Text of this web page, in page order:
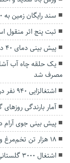
سند رایگان زمین به ۳۰۰ خانواده گلستانی دارای سه فرزند اهدا شد
ثبت پنج اثر منقول
پیش بینی دمای ۴۰ درجه در روز‌های سه شنبه و چهارشنبه در گلستان
یک حلقه چاه آب
مصرف شد
اشتغالزایی ۹۴۰ نفر در گنبدکاووس از سوی مراکز کاریابی انجام شد
آمار بارندگی
پیش بینی جوی آرام
۱۸ هزار تن تخم‌مرغ و خوراک آبزیان از گنبدکاووس صادر شد
اشتغال ۳۰۰۰ گلستانی در بخش گردشگری/ ۴۷۰ مرکز اقامتی داریم.